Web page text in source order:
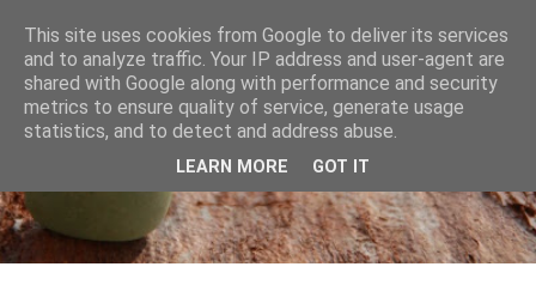
This site uses cookies from Google to deliver its services
and to analyze traffic. Your IP address and user-agent are
shared with Google along with performance and security
metrics to ensure quality of service, generate usage
statistics, and to detect and address abuse.
LEARN MORE GOT IT